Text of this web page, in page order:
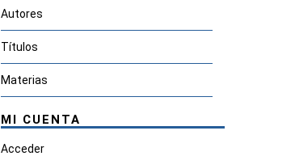
Autores
Títulos
Materias
MI CUENTA
Acceder